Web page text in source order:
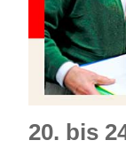
20. bis